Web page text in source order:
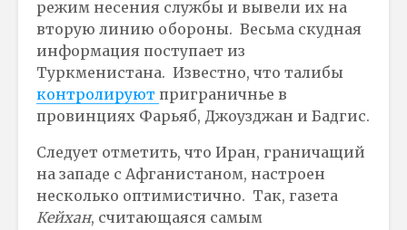
режим несения службы и вывели их на
вторую линию обороны. Весьма скудная
информация поступает из
Туркменистана. Известно, что талибы
контролируют приграничнье в
провинциях Фарьяб, Джоузджан и Бадгис.
Следует отметить, что Иран, граничащий
на западе с Афганистаном, настроен
несколько оптимистично. Так, газета
Кейхан, считающаяся самым